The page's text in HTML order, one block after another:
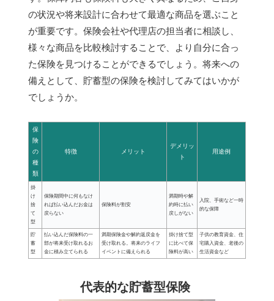
の状況や将来設計に合わせて最適な商品を選ぶこと
が重要です。保険会社や代理店の担当者に相談し、
様々な商品を比較検討することで、より自分に合っ
た保険を見つけることができるでしょう。将来への
備えとして、貯蓄型の保険を検討してみてはいかが
でしょうか。
保
険
の
種
類
特徴 メリット
デメリッ
ト
用途例
掛
け
捨
て
型
保険期間中に何もなけ
れば払い込んだお金は
戻らない
保険料が割安
満期時や解
約時に払い
戻しがない
入院、手術など一時
的な保障
貯
蓄
型
払い込んだ保険料の一
部が将来受け取れるお
金に積み立てられる
満期保険金や解約返戻金を
受け取れる。将来のライフ
イベントに備えられる
掛け捨て型
に比べて保
険料が高い
子供の教育資金、住
宅購入資金、老後の
生活資金など
代表的な貯蓄型保険